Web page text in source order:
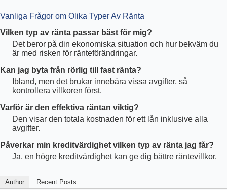
Vanliga Frågor om Olika Typer Av Ränta
Vilken typ av ränta passar bäst för mig?
Det beror på din ekonomiska situation och hur bekväm du
är med risken för ränteförändringar.
Kan jag byta från rörlig till fast ränta?
Ibland, men det brukar innebära vissa avgifter, så
kontrollera villkoren först.
Varför är den effektiva räntan viktig?
Den visar den totala kostnaden för ett lån inklusive alla
avgifter.
Påverkar min kreditvärdighet vilken typ av ränta jag får?
Ja, en högre kreditvärdighet kan ge dig bättre räntevillkor.
Author Recent Posts